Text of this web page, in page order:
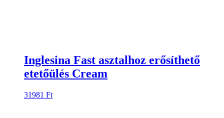
Inglesina Fast asztalhoz erősíthető
etetőülés Cream
31981 Ft